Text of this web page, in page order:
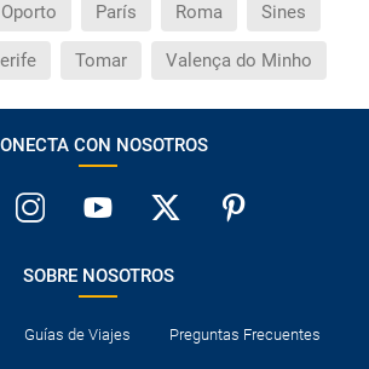
Oporto París Roma Sines
Tomar Valença do Minho
CON NOSOTROS
SOBRE NOSOTROS
Guías de Viajes Preguntas Frecuentes